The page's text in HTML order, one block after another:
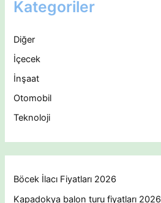
Kategoriler
Diğer
İçecek
İnşaat
Otomobil
Teknoloji
Böcek İlacı Fiyatları 2026
Kapadokya balon turu fiyatları 2026